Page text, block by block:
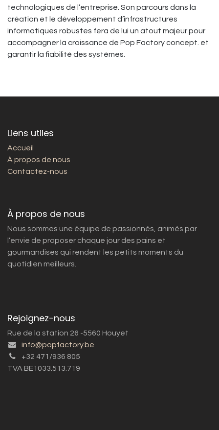
technologiques de l’entreprise. Son parcours dans la
création et le développement d’infrastructures
informatiques robustes fera de lui un atout majeur pour
accompagner la croissance de Pop Factory concept. et
garantir la fiabilité des systèmes.
Liens utiles
Accueil
À propos de nous
Contactez-nous
À propos de nous
Nous sommes une équipe de passionnés, animés par
l’envie de proposer chaque jour des pains et
gourmandises qui rendent les petits moments du
quotidien meilleurs.
Rejoignez-nous
Rue de la station 26 -5560 Houyet
info@popfactory.be
+32 471/936 805
TVA BE1033.513.719